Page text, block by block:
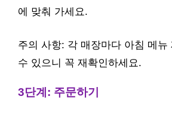
에 맞춰 가세요.
주의 사항: 각 매장마다 아침 메뉴
수 있으니 꼭 재확인하세요.
3단계: 주문하기